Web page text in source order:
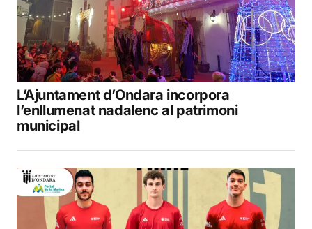
L’Ajuntament d’Ondara incorpora
l’enllumenat nadalenc al patrimoni
municipal